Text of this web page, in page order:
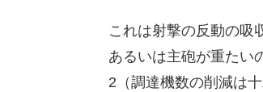
これは射撃の反動の吸
あるいは主砲が重たい
2（調達機数の削減は